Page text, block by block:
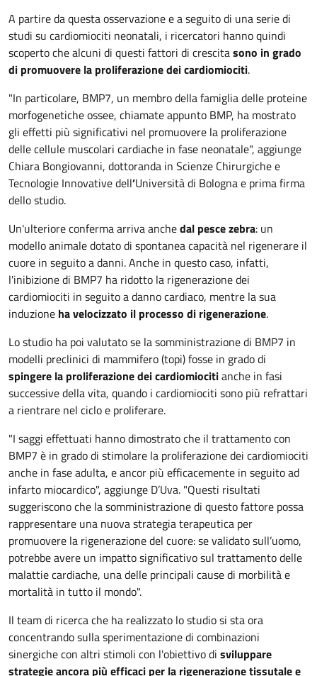
A partire da questa osservazione e a seguito di una serie di
studi su cardiomiociti neonatali, i ricercatori hanno quindi
scoperto che alcuni di questi fattori di crescitasono in grado
di promuovere la proliferazione dei cardiomiociti.
"In particolare, BMP7, un membro della famiglia delle proteine
morfogenetiche ossee, chiamate appunto BMP, ha mostrato
gli effetti più significativi nel promuovere la proliferazione
delle cellule muscolari cardiache in fase neonatale", aggiunge
Chiara Bongiovanni, dottoranda in Scienze Chirurgiche e
Tecnologie Innovative dell’Università di Bologna e prima firma
dello studio.
Un'ulteriore conferma arriva anchedal pesce zebra: un
modello animale dotato di spontanea capacità nel rigenerare il
cuore in seguito a danni. Anche in questo caso, infatti,
l'inibizione di BMP7 ha ridotto la rigenerazione dei
cardiomiociti in seguito a danno cardiaco, mentre la sua
induzione ha velocizzato il processo di rigenerazione.
Lo studio ha poi valutato se la somministrazione di BMP7 in
modelli preclinici di mammifero (topi) fosse in grado di
spingere la proliferazione dei cardiomiocitianche in fasi
successive della vita, quando i cardiomiociti sono più refrattari
a rientrare nel ciclo e proliferare.
"I saggi effettuati hanno dimostrato che il trattamento con
BMP7 è in grado di stimolare la proliferazione dei cardiomiociti
anche in fase adulta, e ancor più efficacemente in seguito ad
infarto miocardico", aggiunge D’Uva. "Questi risultati
suggeriscono che la somministrazione di questo fattore possa
rappresentare una nuova strategia terapeutica per
promuovere la rigenerazione del cuore: se validato sull’uomo,
potrebbe avere un impatto significativo sul trattamento delle
malattie cardiache, una delle principali cause di morbilità e
mortalità in tutto il mondo".
Il team di ricerca che ha realizzato lo studio si sta ora
concentrando sulla sperimentazione di combinazioni
sinergiche con altri stimoli con l'obiettivo di sviluppare
strategie ancora più efficaci per la rigenerazione tissutale e